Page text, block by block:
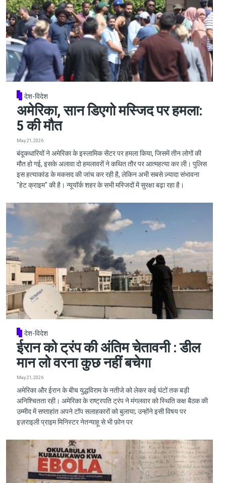
देश-विदेश
अमेरिका, सान डिएगो मस्जिद पर हमला:
5 की मौत
May 21, 2026
बंदूकधारियों ने अमेरिका के इस्लामिक सेंटर पर हमला किया, जिसमें तीन लोगों की
मौत हो गई, इसके अलावा दो हमलावरों ने कथित तौर पर आत्महत्या कर ली। पुलिस
इस हत्याकांड के मकसद की जांच कर रही है, लेकिन अभी सबसे ज़्यादा संभावना
"हेट क्राइम" की है। न्यूयॉर्क शहर के सभी मस्जिदों में सुरक्षा बढ़ा रहा है।
देश-विदेश
ईरान को ट्रंप की अंतिम चेतावनी : डील
मान लो वरना कुछ नहीं बचेगा
May 21, 2026
अमेरिका और ईरान के बीच युद्धविराम के नतीजे को लेकर कई घंटों तक बड़ी
अनिश्चितता रही। अमेरिका के राष्ट्रपति ट्रंप ने मंगलवार को स्थिति कक्ष बैठक की
उम्मीद में सप्ताहांत अपने टॉप सलाहकारों को बुलाया; उन्होंने इसी विषय पर
इज़राइली प्राइम मिनिस्टर नेतन्याहू से भी फ़ोन पर